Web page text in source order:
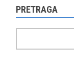
PRETRAGA